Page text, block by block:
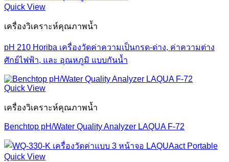
Quick View
เครื่องวิเคราะห์คุณภาพน้ำ
pH 210 Horiba เครื่องวัดค่าความเป็นกรด-ด่าง, ค่าความต่าง
ศักย์ไฟฟ้า, และ อุณหภูมิ แบบกันน้ำ
Quick View
เครื่องวิเคราะห์คุณภาพน้ำ
Benchtop pH/Water Quality Analyzer LAQUA F-72
Quick View